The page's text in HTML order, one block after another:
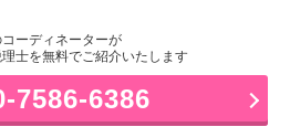
ーディネーターが
士を無料でご紹介いたします
7586-6386